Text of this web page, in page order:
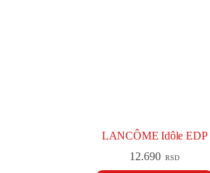
LANCÔME Idôle EDP
12.690 RSD